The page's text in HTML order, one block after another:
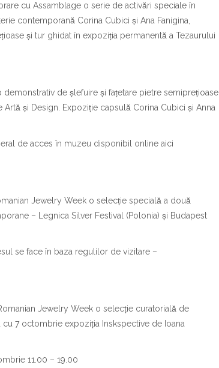
cu Assamblage o serie de activări speciale în
contemporană Corina Cubici și Ana Fanigina,
și tur ghidat în expoziția permanentă a Tezaurului
de șlefuire și fațetare pietre semiprețioase
și Design. Expoziție capsulă Corina Cubici și Anna
de acces în muzeu disponibil online aici
Jewelry Week o selecție specială a două
– Legnica Silver Festival (Polonia) și Budapest
se face în baza regulilor de vizitare –
Jewelry Week o selecție curatorială de
7 octombrie expoziția Inskspective de Ioana
11.00 – 19.00